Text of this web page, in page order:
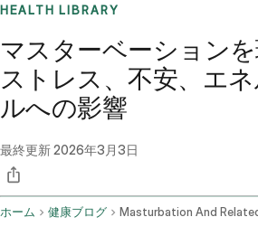
HEALTH LIBRARY
マスターベーションを
ストレス、不安、エ
ルへの影響
最終更新2026年3月3日
ホーム 健康ブログ